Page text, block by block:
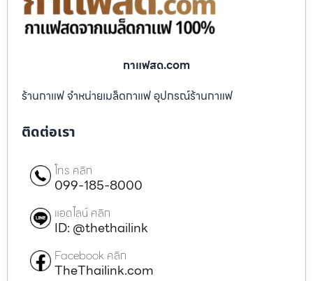
กาแฟสด.com
ร้านกาแฟ จำหน่ายเมล็ดกาแฟ อุปกรณ์ร้านกาแฟ
ติดต่อเรา
โทร คลิก
099-185-8000
แอดไลน์ คลิก
ID: @thethailink
Facebook คลิก
TheThailink.com